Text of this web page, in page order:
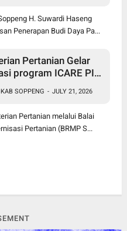
H. Suwardi Haseng
Penerapan Budi Daya Pa...
Pertanian Gelar
program ICARE PIU
SOPPENG - JULY 21, 2026
Pertanian melalui Balai
Pertanian (BRMP S...